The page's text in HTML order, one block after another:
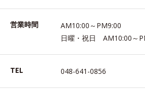
営業時間
AM10:00～PM9:00
日曜・祝日 AM10:00～
TEL 048-641-0856